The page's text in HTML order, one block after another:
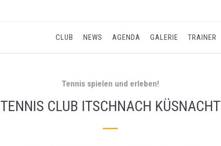
CLUB NEWS AGENDA GALERIE TRAINER
Tennis spielen und erleben!
TENNIS CLUB ITSCHNACH KÜSNACHT